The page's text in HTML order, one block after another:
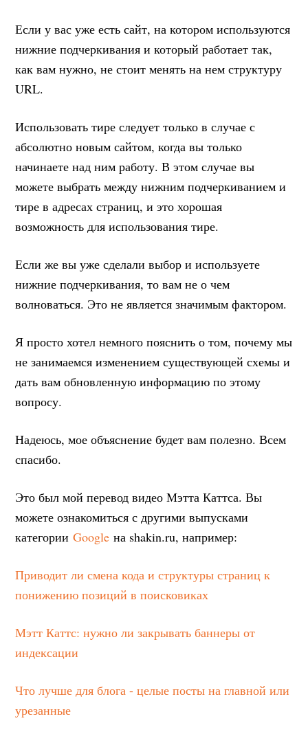
Если у вас уже есть сайт, на котором используются
нижние подчеркивания и который работает так,
как вам нужно, не стоит менять на нем структуру
URL.
Использовать тире следует только в случае с
абсолютно новым сайтом, когда вы только
начинаете над ним работу. В этом случае вы
можете выбрать между нижним подчеркиванием и
тире в адресах страниц, и это хорошая
возможность для использования тире.
Если же вы уже сделали выбор и используете
нижние подчеркивания, то вам не о чем
волноваться. Это не является значимым фактором.
Я просто хотел немного пояснить о том, почему мы
не занимаемся изменением существующей схемы и
дать вам обновленную информацию по этому
вопросу.
Надеюсь, мое объяснение будет вам полезно. Всем
спасибо.
Это был мой перевод видео Мэтта Каттса. Вы
можете ознакомиться с другими выпусками
категорииGoogle на shakin.ru, например:
Приводит ли смена кода и структуры страниц к
понижению позиций в поисковиках
Мэтт Каттс: нужно ли закрывать баннеры от
индексации
Что лучше для блога - целые посты на главной или
урезанные